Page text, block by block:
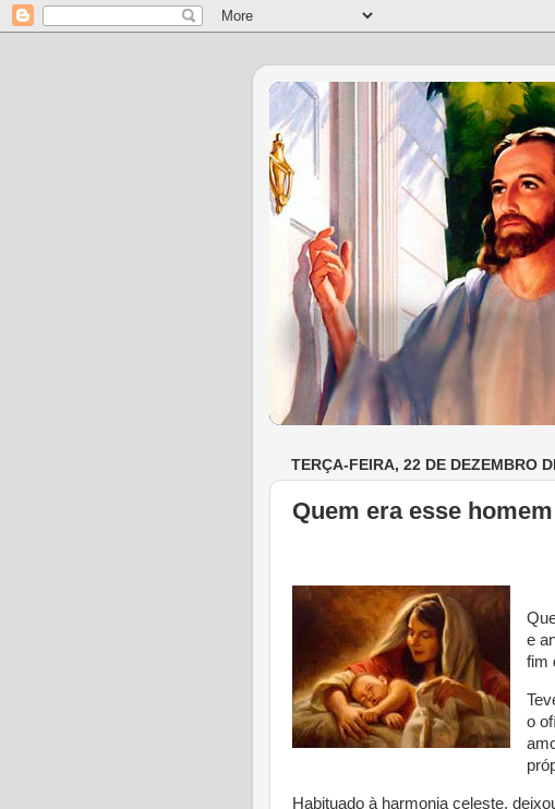
TERÇA-FEIRA, 22 DE DEZEMBRO
Quem era esse
e
fim
o
Habituado à harmonia celeste,